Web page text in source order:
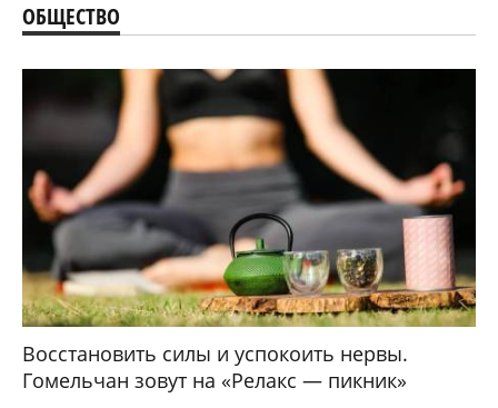
ОБЩЕСТВО
Восстановить силы и успокоить нервы.
Гомельчан зовут на «Релакс — пикник»